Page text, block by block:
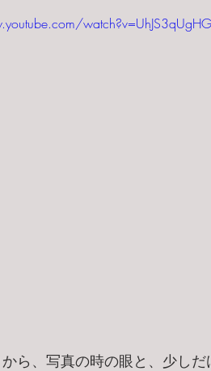
ら、写真の時の眼と、少し